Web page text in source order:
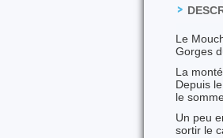
Le
Gorges
La
Depuis
le
Un peu
sortir le